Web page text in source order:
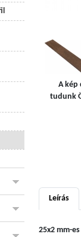
A kép
tudunk
Leírás
25x2 mm-